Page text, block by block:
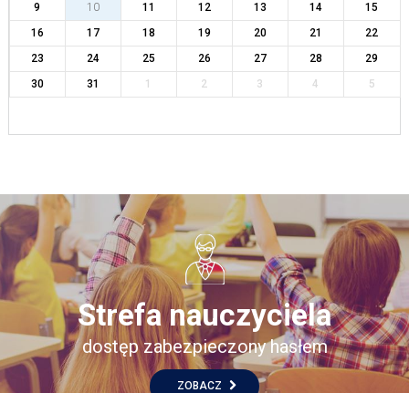
9
10 11 12 13 14
15
16
17 18 19 20 21
22
23
24 25 26 27 28
29
30
31 1 2 3 4 5
Strefa nauczyciela
dostęp zabezpieczony hasłem
ZOBACZ